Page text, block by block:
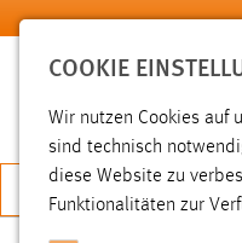
Zum Hauptinhalt springen
JETZT
COOKIE
Wir nutzen Cookies auf
sind technisch
diese Website zu
Funktionalitäten zur